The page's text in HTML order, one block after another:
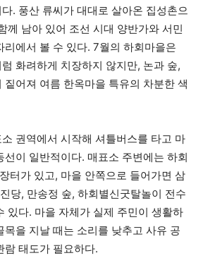
. 풍산 류씨가 대대로 살아온 집성촌으
께 남아 있어 조선 시대 양반가와 서민
리에서 볼 수 있다. 7월의 하회마을은
화려하게 치장하지 않지만, 논과 숲,
짙어져 여름 한옥마을 특유의 차분한 색
권역에서 시작해 셔틀버스를 타고 마
선이 일반적이다. 매표소 주변에는 하회
터가 있고, 마을 안쪽으로 들어가면 삼
당, 만송정 숲, 하회별신굿탈놀이 전수
있다. 마을 자체가 실제 주민이 생활하
목을 지날 때는 소리를 낮추고 사유 공
람 태도가 필요하다.